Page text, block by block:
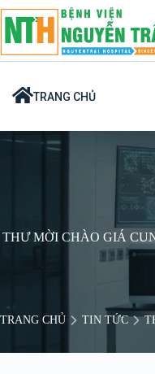
Chuyển
đến
phần
dung
TRANG CHỦ
THƯ MỜI CHÀO GIÁ
TRANG CHỦ TIN TỨC